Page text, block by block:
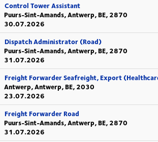
Control Tower Assistant
Puurs-Sint-Amands, Antwerp, BE, 2870
30.07.2026
Dispatch Administrator (Road)
Puurs-Sint-Amands, Antwerp, BE, 2870
31.07.2026
Freight Forwarder Seafreight, Export
Antwerp, Antwerp, BE, 2030
23.07.2026
Freight Forwarder Road
Puurs-Sint-Amands, Antwerp, BE, 2870
31.07.2026